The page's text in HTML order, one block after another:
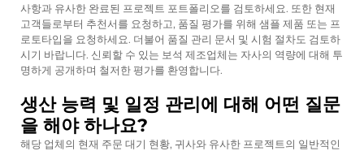
사항과 유사한 완료된 프로젝트 포트폴리오를 검토하세요. 또한 현재
고객들로부터 추천서를 요청하고, 품질 평가를 위해 샘플 제품 또는 프
로토타입을 요청하세요. 더불어 품질 관리 문서 및 시험 절차도 검토하
시기 바랍니다. 신뢰할 수 있는 보석 제조업체는 자사의 역량에 대해 투
명하게 공개하며 철저한 평가를 환영합니다.
생산 능력 및 일정 관리에 대해 어떤 질문
을 해야 하나요?
해당 업체의 현재 주문 대기 현황, 귀사와 유사한 프로젝트의 일반적인